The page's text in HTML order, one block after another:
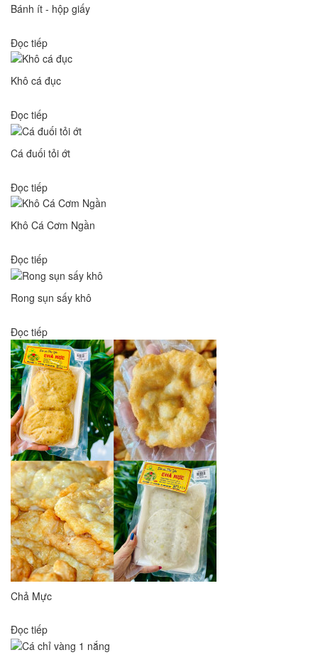
Bánh ít - hộp giấy
Đọc tiếp
Khô cá đục
Đọc tiếp
Cá đuối tỏi ớt
Đọc tiếp
Khô Cá Cơm Ngần
Đọc tiếp
Rong sụn sấy khô
Đọc tiếp
Chả Mực
Đọc tiếp